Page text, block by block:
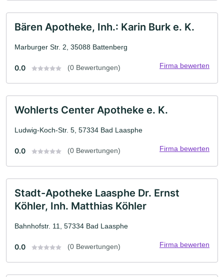
Bären Apotheke, Inh.: Karin Burk e. K.
Marburger Str. 2, 35088 Battenberg
0.0 (0 Bewertungen) Firma bewerten
Wohlerts Center Apotheke e. K.
Ludwig-Koch-Str. 5, 57334 Bad Laasphe
0.0 (0 Bewertungen) Firma bewerten
Stadt-Apotheke Laasphe Dr. Ernst
Köhler, Inh. Matthias Köhler
Bahnhofstr. 11, 57334 Bad Laasphe
0.0 (0 Bewertungen) Firma bewerten